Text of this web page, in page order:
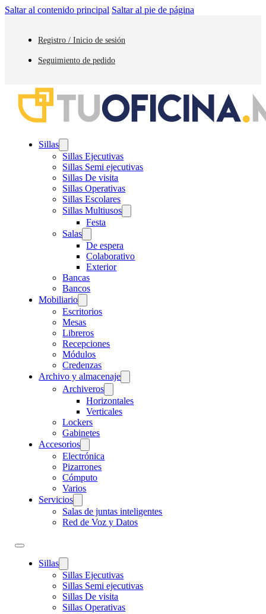
Saltar al contenido principal Saltar al pie de página
Registro / Inicio de sesión
Seguimiento de pedido
Sillas
Sillas Ejecutivas
Sillas Semi ejecutivas
Sillas De visita
Sillas Operativas
Sillas Escolares
Sillas Multiusos
Festa
Salas
De espera
Colaborativo
Exterior
Bancas
Bancos
Mobiliario
Escritorios
Mesas
Libreros
Recepciones
Módulos
Credenzas
Archivo y almacenaje
Archiveros
Horizontales
Verticales
Lockers
Gabinetes
Accesorios
Electrónica
Pizarrones
Cómputo
Varios
Servicios
Salas de juntas inteligentes
Red de Voz y Datos
Sillas
Sillas Ejecutivas
Sillas Semi ejecutivas
Sillas De visita
Sillas Operativas